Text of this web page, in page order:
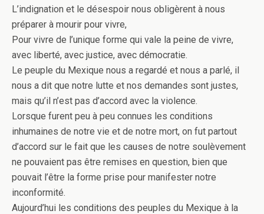
L’indignation et le désespoir nous obligèrent à nous
préparer à mourir pour vivre,
Pour vivre de l’unique forme qui vale la peine de vivre,
avec liberté, avec justice, avec démocratie.
Le peuple du Mexique nous a regardé et nous a parlé, il
nous a dit que notre lutte et nos demandes sont justes,
mais qu’il n’est pas d’accord avec la violence.
Lorsque furent peu à peu connues les conditions
inhumaines de notre vie et de notre mort, on fut partout
d’accord sur le fait que les causes de notre soulèvement
ne pouvaient pas être remises en question, bien que
pouvait l’être la forme prise pour manifester notre
inconformité.
Aujourd’hui les conditions des peuples du Mexique à la